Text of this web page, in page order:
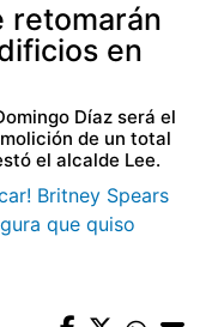
retomarán
en
Díaz será el
de un total
el alcalde Lee.
Britney Spears
que quiso